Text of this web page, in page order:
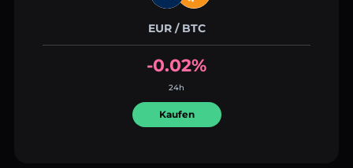
EUR / BTC
-0.02%
24h
Kaufen